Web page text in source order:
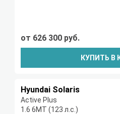
от 626 300 руб.
КУПИТЬ В
Hyundai Solaris
Active Plus
1.6 6МТ (123 л.с.)